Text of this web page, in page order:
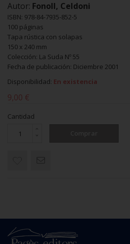
Autor: Fonoll, Celdoni
ISBN: 978-84-7935-852-5
100 páginas
Tapa rústica con solapas
150 x 240 mm
Colección: La Suda Nº 55
Fecha de publicación: Diciembre 2001
Disponibilidad: En existencia
9,00 €
Cantidad